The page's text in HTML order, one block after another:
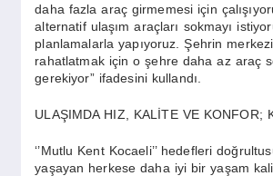
daha fazla araç girmemesi için
alternatif ulaşım araçları sokmayı
planlamalarla yapıyoruz. Şehrin
rahatlatmak için o şehre daha az araç
gerekiyor” ifadesini kullandı.
ULAŞIMDA HIZ, KALİTE VE KONFOR;
‘’Mutlu Kent Kocaeli’’ hedefleri
yaşayan herkese daha iyi bir yaşam